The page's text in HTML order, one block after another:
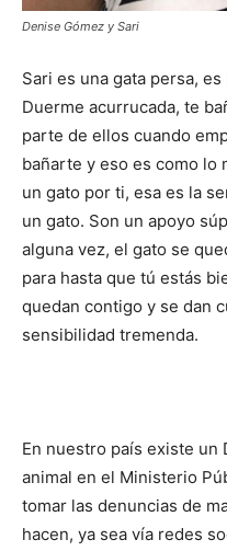
Denise Gómez y Sari
Sari es una gata persa,
Duerme acurrucada, te
parte de ellos cuando
bañarte y eso es como lo
un gato por ti, esa es la
un gato. Son un apoyo
alguna vez, el gato se
para hasta que tú estás
quedan contigo y se dan
sensibilidad tremenda.
En nuestro país existe
animal en el Ministerio
tomar las denuncias de
hacen, ya sea vía redes